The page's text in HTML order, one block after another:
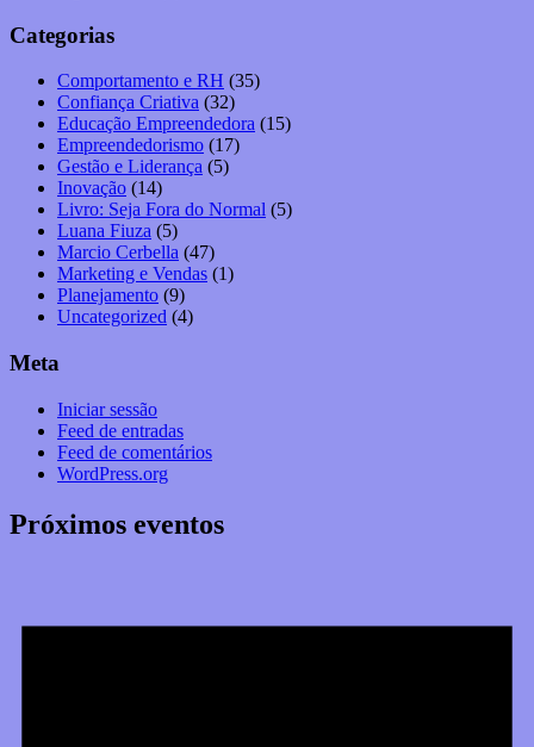
Categorias
Comportamento e RH (35)
Confiança Criativa (32)
Educação Empreendedora (15)
Empreendedorismo (17)
Gestão e Liderança (5)
Inovação (14)
Livro: Seja Fora do Normal (5)
Luana Fiuza (5)
Marcio Cerbella (47)
Marketing e Vendas (1)
Planejamento (9)
Uncategorized (4)
Meta
Iniciar sessão
Feed de entradas
Feed de comentários
WordPress.org
Próximos eventos